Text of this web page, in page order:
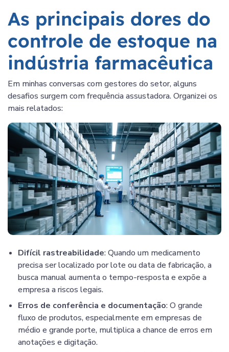
As principais dores do
controle de estoque na
indústria farmacêutica
Em minhas conversas com gestores do setor, alguns
desafios surgem com frequência assustadora. Organizei os
mais relatados:
Difícil rastreabilidade: Quando um medicamento
precisa ser localizado por lote ou data de fabricação, a
busca manual aumenta o tempo-resposta e expõe a
empresa a riscos legais.
Erros de conferência e documentação: O grande
fluxo de produtos, especialmente em empresas de
médio e grande porte, multiplica a chance de erros em
anotações e digitação.